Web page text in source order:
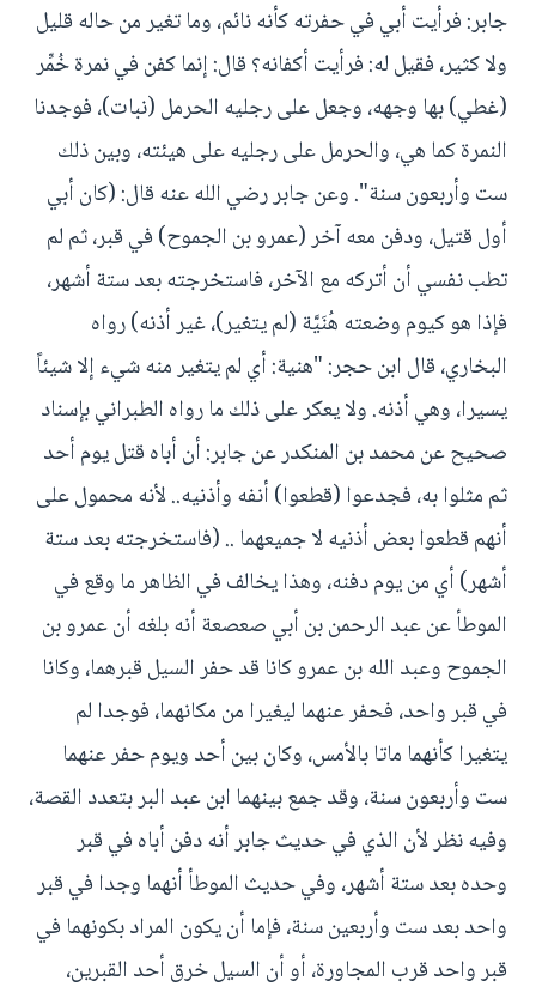
جابر: فرأيت أبي في حفرته كأنه نائم، وما تغير من حاله قليل
ولا كثير، فقيل له: فرأيت أكفانه؟ قال: إنما كفن في نمرة خُمِّر
(غطي) بها وجهه، وجعل على رجليه الحرمل (نبات)، فوجدنا
النمرة كما هي، والحرمل على رجليه على هيئته، وبين ذلك
ست وأربعون سنة". وعن جابر رضي الله عنه قال: (كان أبي
أول قتيل، ودفن معه آخر (عمرو بن الجموح) في قبر، ثم لم
تطب نفسي أن أتركه مع الآخر، فاستخرجته بعد ستة أشهر،
فإذا هو كيوم وضعته هُنَيَّة (لم يتغير)، غير أذنه) رواه
البخاري، قال ابن حجر: "هنية: أي لم يتغير منه شيء إلا شيئاً
يسيرا، وهي أذنه. ولا يعكر على ذلك ما رواه الطبراني بإسناد
صحيح عن محمد بن المنكدر عن جابر: أن أباه قتل يوم أحد
ثم مثلوا به، فجدعوا (قطعوا) أنفه وأذنيه.. لأنه محمول على
أنهم قطعوا بعض أذنيه لا جميعهما .. (فاستخرجته بعد ستة
أشهر) أي من يوم دفنه، وهذا يخالف في الظاهر ما وقع في
الموطأ عن عبد الرحمن بن أبي صعصعة أنه بلغه أن عمرو بن
الجموح وعبد الله بن عمرو كانا قد حفر السيل قبرهما، وكانا
في قبر واحد، فحفر عنهما ليغيرا من مكانهما، فوجدا لم
يتغيرا كأنهما ماتا بالأمس، وكان بين أحد ويوم حفر عنهما
ست وأربعون سنة، وقد جمع بينهما ابن عبد البر بتعدد القصة،
وفيه نظر لأن الذي في حديث جابر أنه دفن أباه في قبر
وحده بعد ستة أشهر، وفي حديث الموطأ أنهما وجدا في قبر
واحد بعد ست وأربعين سنة، فإما أن يكون المراد بكونهما في
قبر واحد قرب المجاورة، أو أن السيل خرق أحد القبرين،